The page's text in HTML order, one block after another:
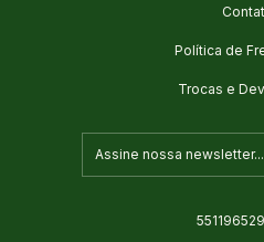
Política de
Trocas e